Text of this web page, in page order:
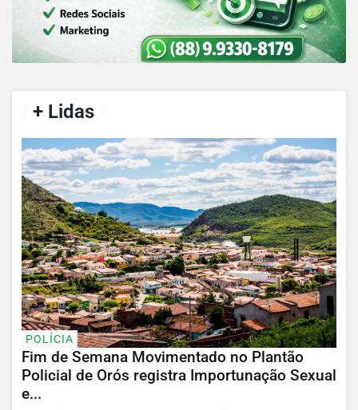
+ Lidas
POLÍCIA
Fim de Semana Movimentado no Plantão
Policial de Orós registra Importunação Sexual
e...